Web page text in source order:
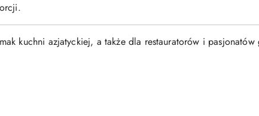
kuchni azjatyckiej, a także dla restauratorów i